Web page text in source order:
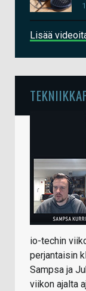
Lisää
io-techin
perjantaisin
Sampsa ja
viikon ajalta